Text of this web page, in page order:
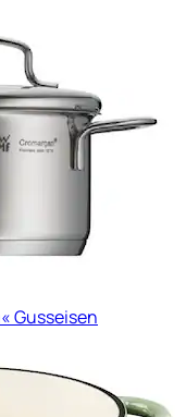
Gusseisen